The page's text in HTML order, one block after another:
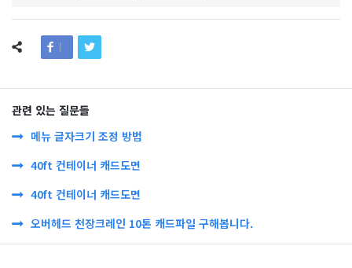
관련 있는 질문들
메뉴 글자크기 조정 방법
40ft 컨테이너 캐드도면
40ft 컨테이너 캐드도면
오버헤드 천장크레인 10톤 캐드파일 구해봅니다.